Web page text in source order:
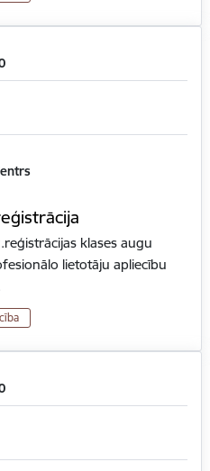
klases augu
lietotāju apliecību